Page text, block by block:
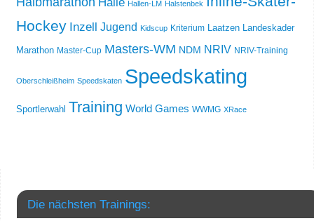
Hallen-LM Halstenbek
Hockey Inzell Jugend Kidscup Kriterium Laatzen Landeskader
Marathon Master-Cup Masters-WM NDM NRIV NRIV-Training
Oberschleißheim Speedskaten Speedskating
Sportlerwahl Training World Games WWMG XRace
Die nächsten Trainings: